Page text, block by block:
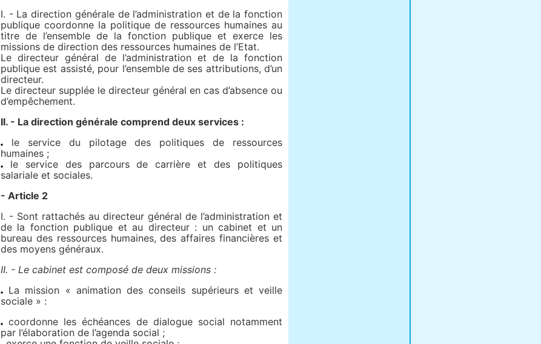
I. - La direction générale de l’administration et de la fonction
publique coordonne la politique de ressources humaines au
titre de l’ensemble de la fonction publique et exerce les
missions de direction des ressources humaines de l’Etat.
Le directeur général de l’administration et de la fonction
publique est assisté, pour l’ensemble de ses attributions, d’un
directeur.
Le directeur supplée le directeur général en cas d’absence ou
d’empêchement.
II. - La direction générale comprend deux services :
le service du pilotage des politiques de ressources
humaines ;
le service des parcours de carrière et des politiques
salariale et sociales.
- Article 2
I. - Sont rattachés au directeur général de l’administration et
de la fonction publique et au directeur : un cabinet et un
bureau des ressources humaines, des affaires financières et
des moyens généraux.
II. - Le cabinet est composé de deux missions :
La mission « animation des conseils supérieurs et veille
sociale » :
coordonne les échéances de dialogue social notamment
par l’élaboration de l’agenda social ;